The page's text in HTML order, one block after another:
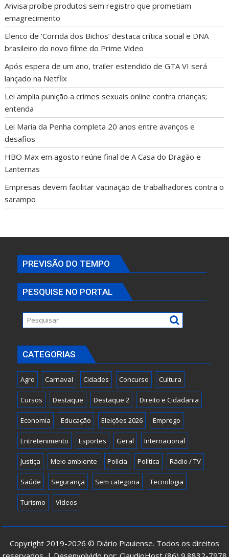
Anvisa proíbe produtos sem registro que prometiam
emagrecimento
Elenco de ‘Corrida dos Bichos’ destaca crítica social e DNA
brasileiro do novo filme do Prime Video
Após espera de um ano, trailer estendido de GTA VI será
lançado na Netflix
Lei amplia punição a crimes sexuais online contra crianças;
entenda
Lei Maria da Penha completa 20 anos entre avanços e
desafios
HBO Max em agosto reúne final de A Casa do Dragão e
Lanternas
Empresas devem facilitar vacinação de trabalhadores contra o
sarampo
PREVISÃO DO TEMPO
PESQUISE NO PORTAL
CATEGORIAS
Agro Carnaval Cidades Concurso Cultura
Cursos Destaque Destaque 2 Direito e Cidadania
Economia Educação Eleições 2026 Emprego
Entretenimento Esportes Geral Internacional
Justiça Meio ambiente Polícia Política Rádio / TV
Saúde Segurança Sem categoria Tecnologia
Turismo Vídeos
Copyright 2019-2026 © Diário Piauiense. Todos os direitos